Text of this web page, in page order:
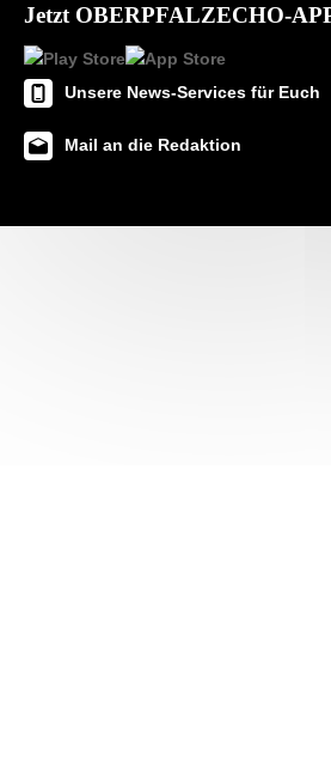
Jetzt OBERPFALZECHO-
Unsere News-Services für Euch
Mail an die Redaktion